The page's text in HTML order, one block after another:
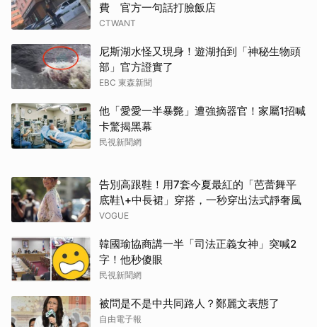
費 官方一句話打臉飯店
CTWANT
尼斯湖水怪又現身！遊湖拍到「神秘生物頭
部」官方證實了
EBC 東森新聞
他「愛愛一半暴斃」遭強摘器官！家屬1招喊
卡驚揭黑幕
民視新聞網
告別高跟鞋！用7套今夏最紅的「芭蕾舞平
底鞋\+中長裙」穿搭，一秒穿出法式靜奢風
VOGUE
韓國瑜協商講一半「司法正義女神」突喊2
字！他秒傻眼
民視新聞網
被問是不是中共同路人？鄭麗文表態了
自由電子報